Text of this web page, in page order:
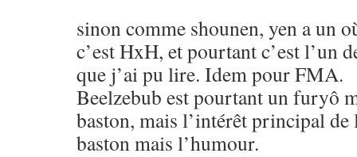
sinon comme shounen, yen a un
c’est HxH, et pourtant c’est l’un
que j’ai pu lire. Idem pour FMA.
Beelzebub est pourtant un furyô
baston, mais l’intérêt principal de
baston mais l’humour.